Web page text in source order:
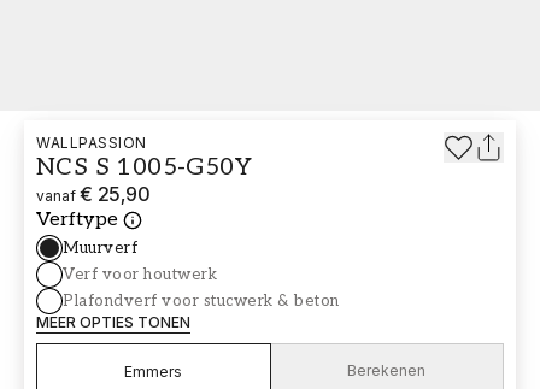
WALLPASSION
NCS S 1005-G50Y
vanaf € 25,90
Verftype
Muurverf
Verf voor houtwerk
Plafondverf voor stucwerk & beton
MEER OPTIES TONEN
Emmers Berekenen